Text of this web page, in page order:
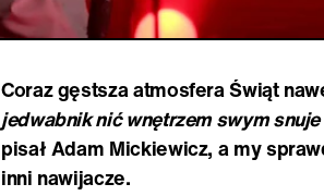
Coraz gęstsza atmosfera Świąt
jedwabnik nić wnętrzem swym
pisał Adam Mickiewicz, a my
inni nawijacze.